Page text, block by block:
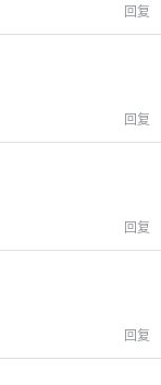
回复
回复
回复
回复